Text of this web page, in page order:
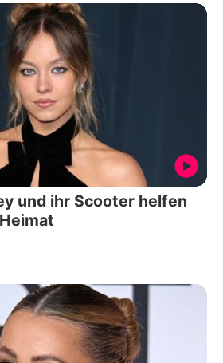
und ihr Scooter helfen